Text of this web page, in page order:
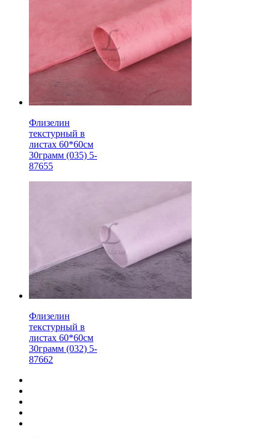
Флизелин
текстурный в
листах 60*60см
30грамм (035) 5-
87655
Флизелин
текстурный в
листах 60*60см
30грамм (032) 5-
87662